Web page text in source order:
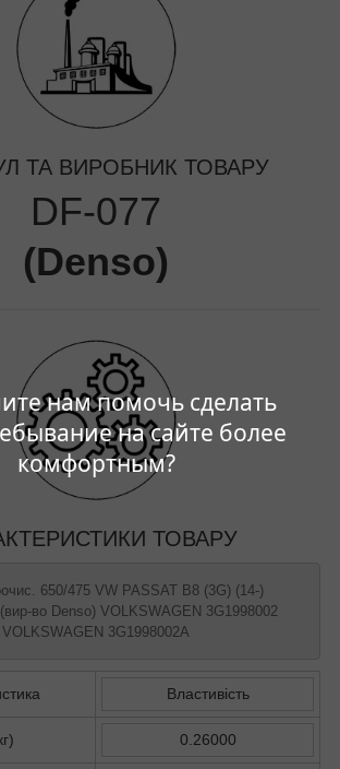
нам помочь сделать
на сайте более
комфортным?
ТА ВИРОБНИК ТОВАРУ
DF-077
(Denso)
ТОВАРУ
650/475 VW PASSAT B8 (3G) (14-)
во Denso) VOLKSWAGEN 3G1998002
VOLKSWAGEN 3G1998002A
Властивість
0.26000